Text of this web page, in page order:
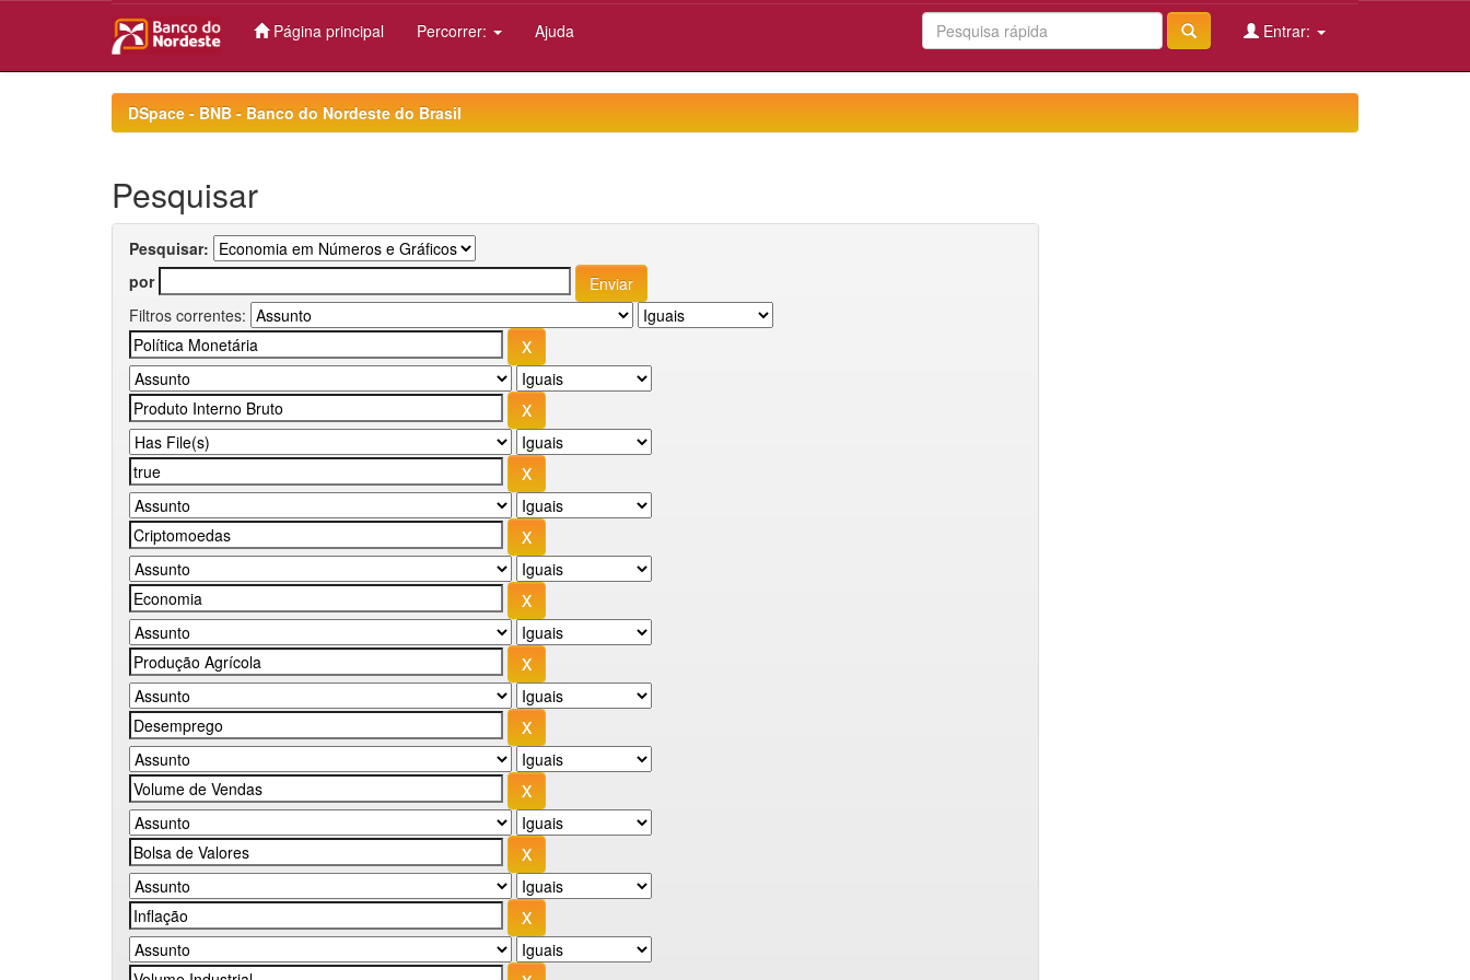
Página principal Percorrer: Ajuda Entrar:
DSpace - BNB - Banco do Nordeste do Brasil
Pesquisar
Pesquisar:
por
Filtros correntes: